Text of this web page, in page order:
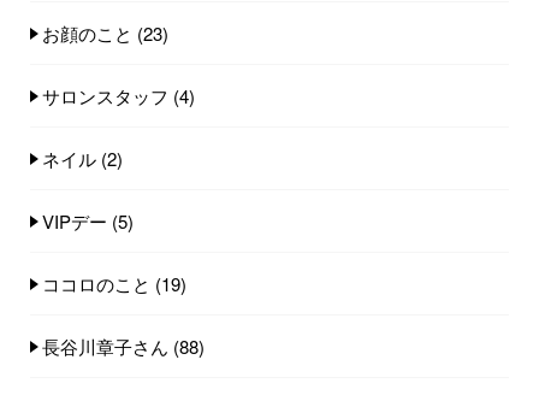
お顔のこと (23)
サロンスタッフ (4)
ネイル (2)
VIPデー (5)
ココロのこと (19)
長谷川章子さん (88)